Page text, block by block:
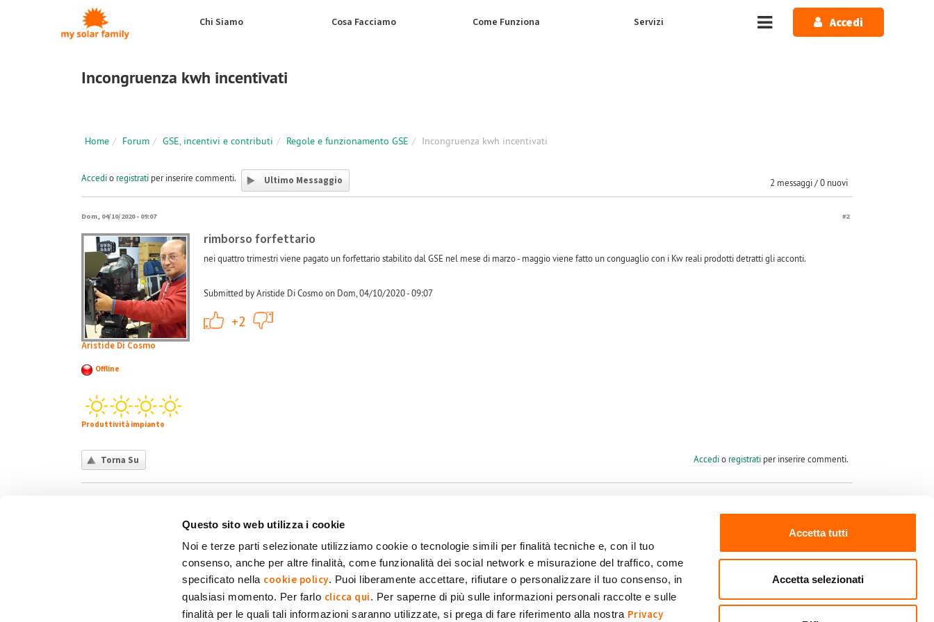
Questo sito web utilizza i cookie
Noi e terze parti selezionate utilizziamo cookie o tecnologie simili per finalità tecniche e, con il tuo
consenso, anche per altre finalità, come funzionalità dei social network e misurazione del traffico, come
specificato nella cookie policy. Puoi liberamente accettare, rifiutare o personalizzare il tuo consenso, in
qualsiasi momento. Per farlo clicca qui. Per saperne di più sulle informazioni personali raccolte e sulle
finalità per le quali tali informazioni saranno utilizzate, si prega di fare riferimento alla nostra Privacy
Accetta tutti
Accetta selezionati
Salta al contenuto principale
Chi Siamo Cosa Facciamo Come Funziona Servizi Accedi
Incongruenza kwh incentivati
Home Forum GSE, incentivi e contributi Regole e funzionamento GSE Incongruenza kwh incentivati
2 messaggi / 0 nuovi
Accedio registrati per inserire commenti. Ultimo Messaggio
Dom, 04/10/2020 - 09:07 #2
Aristide Di Cosmo
Offline
Produttività impianto
rimborso forfettario
nei quattro trimestri viene pagato un forfettario stabilito dal GSE nel mese di marzo - maggio viene fatto un conguaglio con i Kw reali prodotti detratti gli acconti.
Submitted by Aristide Di Cosmo on Dom, 04/10/2020 - 09:07
+1
+2
Torna Su Accedio registratiper inserire commenti.
Contatti Privacy policy Cookie Dichiarazione di accessibilità POR FESR 2014-2020